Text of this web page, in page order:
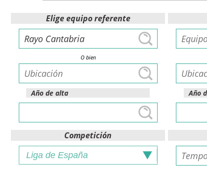
Elige equipo referente
O bien
Año de alta Año
Competición